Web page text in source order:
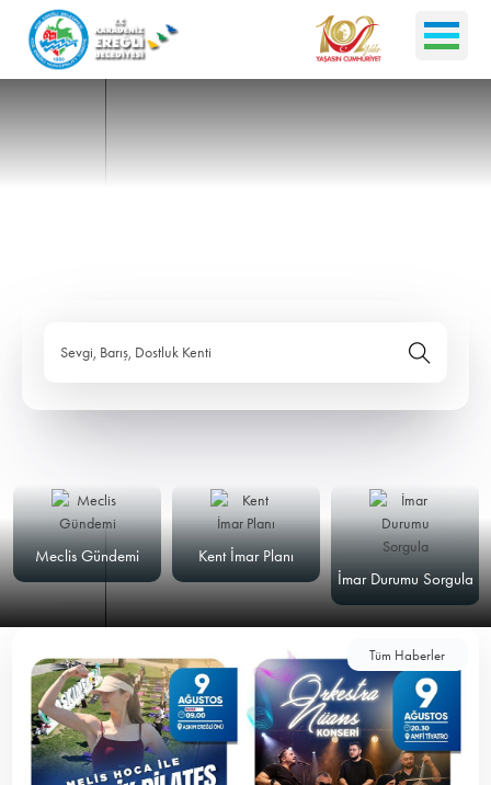
Sevgi, Barış, Dostluk Kenti
Meclis Gündemi
Kent İmar Planı
İmar Durumu Sorgula
Tüm Haberler